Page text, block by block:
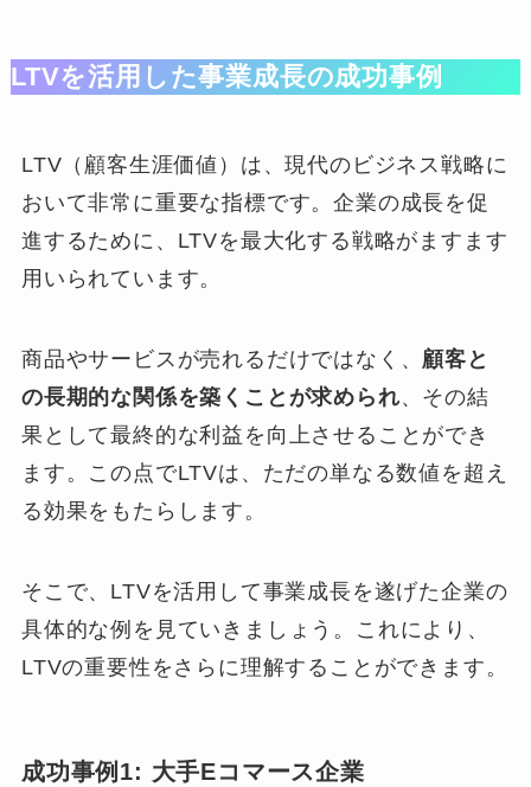
LTVを活用した事業成長の成功事例
LTV（顧客生涯価値）は、現代のビジネス戦略に
おいて非常に重要な指標です。企業の成長を促
進するために、LTVを最大化する戦略がますます
用いられています。
商品やサービスが売れるだけではなく、 顧客と
の長期的な関係を築くことが求められ、その結
果として最終的な利益を向上させることができ
ます。この点でLTVは、ただの単なる数値を超え
る効果をもたらします。
そこで、LTVを活用して事業成長を遂げた企業の
具体的な例を見ていきましょう。これにより、
LTVの重要性をさらに理解することができます。
成功事例1: 大手Eコマース企業